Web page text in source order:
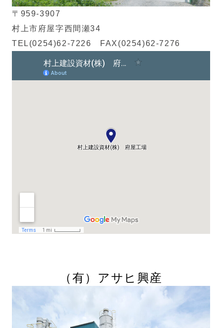
〒959-3907
村上市府屋字西間瀬34
TEL(0254)62-7226 FAX(0254)62-7276
（有） アサヒ興産